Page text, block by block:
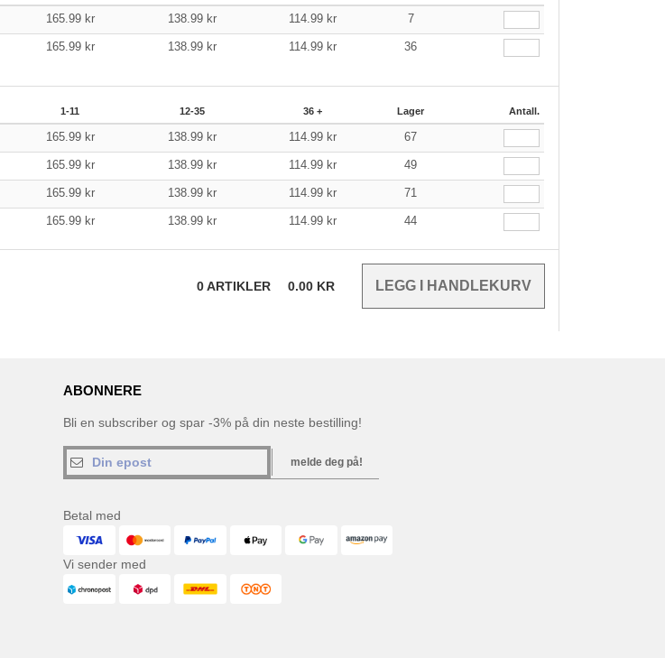
165.99 kr 138.99 kr 114.99 kr 7
165.99 kr 138.99 kr 114.99 kr 36
1-11 12-35 36 + Lager Antall.
165.99 kr 138.99 kr 114.99 kr 67
165.99 kr 138.99 kr 114.99 kr 49
165.99 kr 138.99 kr 114.99 kr 71
165.99 kr 138.99 kr 114.99 kr 44
0ARTIKLER 0.00 KR
ABONNERE
Bli en subscriber og spar -3% på din neste bestilling!
melde deg på!
Betal med
Vi sender med